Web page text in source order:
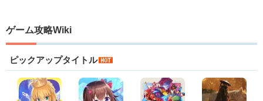
ゲーム攻略Wiki
ピックアップタイトル